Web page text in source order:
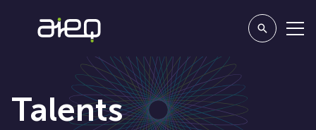
Talents